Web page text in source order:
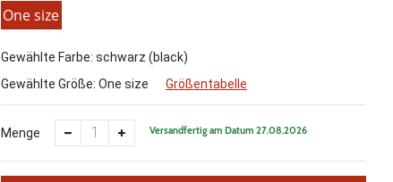
One size
Gewählte Farbe: schwarz (black)
Gewählte Größe: One size Größentabelle
Menge Versandfertig am Datum 27.08.2026